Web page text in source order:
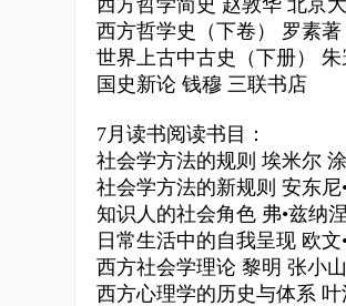
西方哲学史（下卷） 罗素
世界上古中古史（下册）
国史新论 钱穆 三联书店
7月读书阅读书目：
社会学方法的规则 埃米尔
社会学方法的新规则 安东
知识人的社会角色 弗•兹纳
日常生活中的自我呈现 欧
西方社会学理论 黎明 张小
西方心理学的历史与体系